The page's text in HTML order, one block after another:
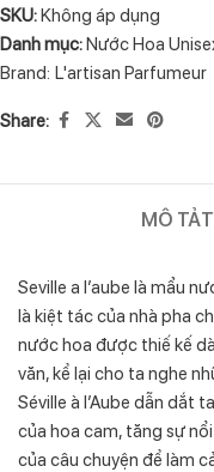
SKU:Không áp dụng
Danh mục:Nước Hoa
Brand: L'artisan Parfumeur
Share:
MÔ TẢ
Seville a l’aube là mẩu
là kiệt tác của nhà pha
nước hoa được thiế kế
văn, kể lại cho ta nghe
Séville à l’Aube dẫn dắt
của hoa cam, tăng sự
của câu chuyện để làm